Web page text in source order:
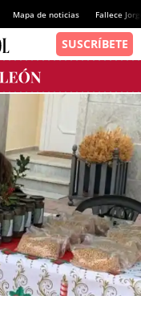
Mapa de noticias Fallece